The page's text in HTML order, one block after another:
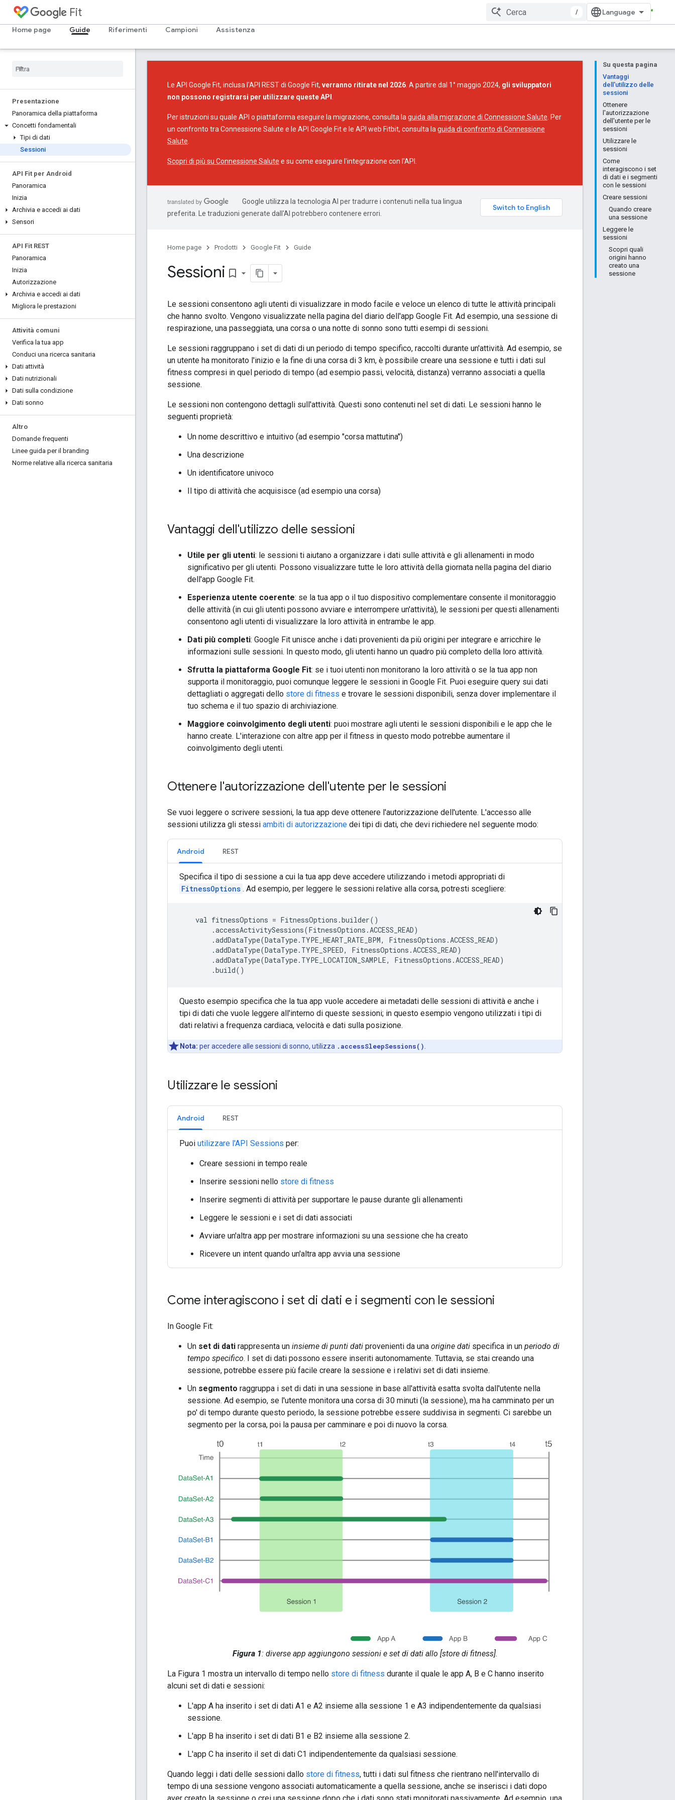
Fit
/
Home page
Guide Riferimenti Campioni Assistenza
Presentazione
Panoramica della piattaforma
Concetti fondamentali
Tipi di dati
Sessioni
API Fit per Android
Panoramica
Inizia
Archivia e accedi ai dati
Sensori
API Fit REST
Panoramica
Inizia
Autorizzazione
Archivia e accedi ai dati
Migliora le prestazioni
Attività comuni
Verifica la tua app
Conduci una ricerca sanitaria
Dati attività
Dati nutrizionali
Dati sulla condizione
Dati sonno
Altro
Domande frequenti
Linee guida per il branding
Norme relative alla ricerca sanitaria
Su questa pagina
Vantaggi
dell'utilizzo delle
sessioni
Ottenere
l'autorizzazione
dell'utente per le
sessioni
Utilizzare le
sessioni
Come
interagiscono i set
di dati e i segmenti
con le sessioni
Creare sessioni
Quando creare
una sessione
Leggere le
sessioni
Scopri quali
origini hanno
creato una
sessione
Le API Google Fit, inclusa l'API REST di Google Fit, verranno ritirate nel 2026 . A partire dal 1° maggio 2024, gli sviluppatori
non possono registrarsi per utilizzare queste API
Per istruzioni su quale API o piattaforma eseguire la migrazione, consulta la guida alla migrazione di Connessione Salute . Per
un confronto tra Connessione Salute e le API Google Fit e le API web Fitbit, consulta la guida di confronto di Connessione
Salute
Scopri di più su Connessione Salute e su come eseguire l'integrazione con l'API.
Google utilizza la tecnologia AI per tradurre i contenuti nella tua lingua
preferita. Le traduzioni generate dall'AI potrebbero contenere errori.
Home page Prodotti Google Fit Guide
Sessioni bookmark_border
Le sessioni consentono agli utenti di visualizzare in modo facile e veloce un elenco di tutte le attività principali
che hanno svolto. Vengono visualizzate nella pagina del diario dell'app Google Fit. Ad esempio, una sessione di
respirazione, una passeggiata, una corsa o una notte di sonno sono tutti esempi di sessioni.
Le sessioni raggruppano i set di dati di un periodo di tempo specifico, raccolti durante un'attività. Ad esempio, se
un utente ha monitorato l'inizio e la fine di una corsa di 3 km, è possibile creare una sessione e tutti i dati sul
fitness compresi in quel periodo di tempo (ad esempio passi, velocità, distanza) verranno associati a quella
sessione.
Le sessioni non contengono dettagli sull'attività. Questi sono contenuti nel set di dati. Le sessioni hanno le
seguenti proprietà:
Un nome descrittivo e intuitivo (ad esempio "corsa mattutina")
Una descrizione
Un identificatore univoco
Il tipo di attività che acquisisce (ad esempio una corsa)
Vantaggi dell'utilizzo delle sessioni
Utile per gli utenti: le sessioni ti aiutano a organizzare i dati sulle attività e gli allenamenti in modo
significativo per gli utenti. Possono visualizzare tutte le loro attività della giornata nella pagina del diario
dell'app Google Fit.
Esperienza utente coerente: se la tua app o il tuo dispositivo complementare consente il monitoraggio
delle attività (in cui gli utenti possono avviare e interrompere un'attività), le sessioni per questi allenamenti
consentono agli utenti di visualizzare la loro attività in entrambe le app.
Dati più completi: Google Fit unisce anche i dati provenienti da più origini per integrare e arricchire le
informazioni sulle sessioni. In questo modo, gli utenti hanno un quadro più completo della loro attività.
Sfrutta la piattaforma Google Fit: se i tuoi utenti non monitorano la loro attività o se la tua app non
supporta il monitoraggio, puoi comunque leggere le sessioni in Google Fit. Puoi eseguire query sui dati
dettagliati o aggregati dello store di fitness e trovare le sessioni disponibili, senza dover implementare il
tuo schema e il tuo spazio di archiviazione.
Maggiore coinvolgimento degli utenti: puoi mostrare agli utenti le sessioni disponibili e le app che le
hanno create. L'interazione con altre app per il fitness in questo modo potrebbe aumentare il
coinvolgimento degli utenti.
Ottenere l'autorizzazione dell'utente per le sessioni
Se vuoi leggere o scrivere sessioni, la tua app deve ottenere l'autorizzazione dell'utente. L'accesso alle
sessioni utilizza gli stessi ambiti di autorizzazione dei tipi di dati, che devi richiedere nel seguente modo:
Android REST
Specifica il tipo di sessione a cui la tua app deve accedere utilizzando i metodi appropriati di
FitnessOptions . Ad esempio, per leggere le sessioni relative alla corsa, potresti scegliere:
    val fitnessOptions = FitnessOptions.builder()
        .accessActivitySessions(FitnessOptions.ACCESS_READ)
        .addDataType(DataType.TYPE_HEART_RATE_BPM, FitnessOptions.ACCESS_READ)
        .addDataType(DataType.TYPE_SPEED, FitnessOptions.ACCESS_READ)
        .addDataType(DataType.TYPE_LOCATION_SAMPLE, FitnessOptions.ACCESS_READ)
Questo esempio specifica che la tua app vuole accedere ai metadati delle sessioni di attività e anche i
tipi di dati che vuole leggere all'interno di queste sessioni; in questo esempio vengono utilizzati i tipi di
dati relativi a frequenza cardiaca, velocità e dati sulla posizione.
Nota: per accedere alle sessioni di sonno, utilizza .accessSleepSessions()
Utilizzare le sessioni
Android REST
Puoi utilizzare l'API Sessions per:
Creare sessioni in tempo reale
Inserire sessioni nello store di fitness
Inserire segmenti di attività per supportare le pause durante gli allenamenti
Leggere le sessioni e i set di dati associati
Avviare un'altra app per mostrare informazioni su una sessione che ha creato
Ricevere un intent quando un'altra app avvia una sessione
Come interagiscono i set di dati e i segmenti con le sessioni
In Google Fit:
Un set di dati rappresenta un insieme di punti dati provenienti da una origine dati specifica in un periodo di
tempo specifico. I set di dati possono essere inseriti autonomamente. Tuttavia, se stai creando una
sessione, potrebbe essere più facile creare la sessione e i relativi set di dati insieme.
Un segmento raggruppa i set di dati in una sessione in base all'attività esatta svolta dall'utente nella
sessione. Ad esempio, se l'utente monitora una corsa di 30 minuti (la sessione), ma ha camminato per un
po' di tempo durante questo periodo, la sessione potrebbe essere suddivisa in segmenti. Ci sarebbe un
segmento per la corsa, poi la pausa per camminare e poi di nuovo la corsa.
Figura 1: diverse app aggiungono sessioni e set di dati allo [store di fitness].
La Figura 1 mostra un intervallo di tempo nello store di fitness durante il quale le app A, B e C hanno inserito
alcuni set di dati e sessioni:
L'app A ha inserito i set di dati A1 e A2 insieme alla sessione 1 e A3 indipendentemente da qualsiasi
sessione.
L'app B ha inserito i set di dati B1 e B2 insieme alla sessione 2.
L'app C ha inserito il set di dati C1 indipendentemente da qualsiasi sessione.
Quando leggi i dati delle sessioni dallo store di fitness, tutti i dati sul fitness che rientrano nell'intervallo di
tempo di una sessione vengono associati automaticamente a quella sessione, anche se inserisci i dati dopo